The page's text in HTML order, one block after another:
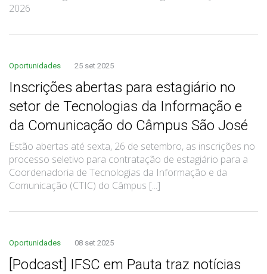
2026
Oportunidades 25 set 2025
Inscrições abertas para estagiário no
setor de Tecnologias da Informação e
da Comunicação do Câmpus São José
Estão abertas até sexta, 26 de setembro, as inscrições no
processo seletivo para contratação de estagiário para a
Coordenadoria de Tecnologias da Informação e da
Comunicação (CTIC) do Câmpus [...]
Oportunidades 08 set 2025
[Podcast] IFSC em Pauta traz notícias